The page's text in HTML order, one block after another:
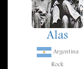
Alas
Argentina
Rock